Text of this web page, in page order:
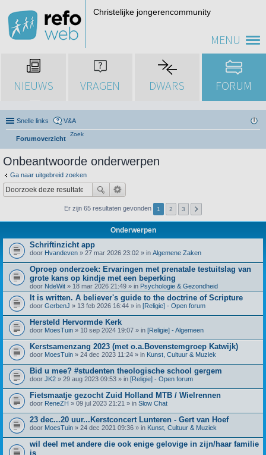
MENU
Christelijke jongerencommunity
NIEUWS VRAGEN DWARS FORUM
Snelle links V&A
Forumoverzicht
Zoek
Onbeantwoorde onderwerpen
Ga naar uitgebreid zoeken
Er zijn 65 resultaten gevonden 1 2 3
Onderwerpen
Schriftinzicht app
door Hvandeven » 27 mar 2026 23:02 » in Algemene Zaken
Oproep onderzoek: Ervaringen met prenatale testuitslag van
grote kans op kindje met een beperking
door NdeWit » 18 mar 2026 21:49 » in Psychologie & Gezondheid
It is written. A believer's guide to the doctrine of Scripture
door GerbenJ » 13 feb 2026 16:44 » in [Religie] - Open forum
Hersteld Hervormde Kerk
door MoesTuin » 10 sep 2024 19:07 » in [Religie] - Algemeen
Kerstsamenzang 2023 (met o.a.Bovenstemgroep Katwijk)
door MoesTuin » 24 dec 2023 11:24 » in Kunst, Cultuur & Muziek
Bid u mee? #studenten theologische school gergem
door JK2 » 29 aug 2023 09:53 » in [Religie] - Open forum
Fietsmaatje gezocht Zuid Holland MTB / Wielrennen
door ReneZH » 09 jul 2023 21:21 » in Slow Chat
23 dec...20 uur...Kerstconcert Lunteren - Gert van Hoef
door MoesTuin » 24 dec 2021 09:36 » in Kunst, Cultuur & Muziek
wil deel met andere die ook enige gelovige in zijn/haar familie
is